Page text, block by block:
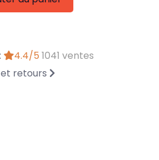
4.4/5 1041 ventes
retours